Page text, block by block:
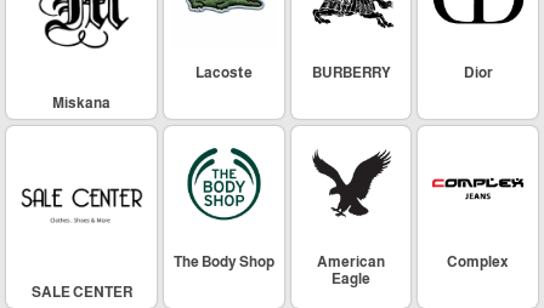
Dior
BURBERRY
Lacoste
Miskana
Complex
American
Eagle
The Body Shop
SALE CENTER